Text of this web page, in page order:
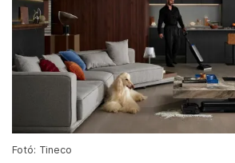
Fotó: Tineco